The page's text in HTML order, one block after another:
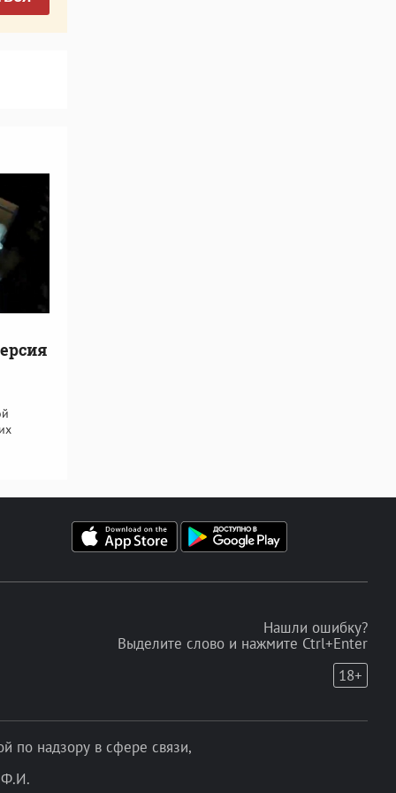
Нашли ошибку?
Выделите слово и нажмите Ctrl+Enter
18+
по надзору в сфере связи,
Ф.И.